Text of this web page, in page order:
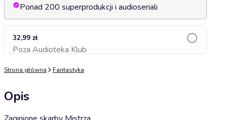
Ponad 200 superprodukcji i audioseriali
32,99 zł
Poza Audioteka KlubDodaj do koszyka
Strona główna Fantastyka
Opis